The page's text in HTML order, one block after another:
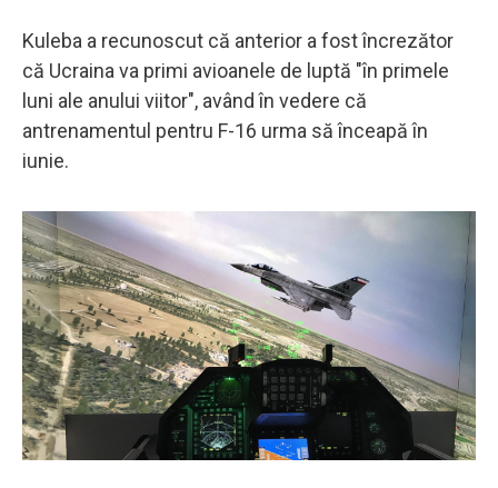
Kuleba a recunoscut că anterior a fost încrezător
că Ucraina va primi avioanele de luptă "în primele
luni ale anului viitor", având în vedere că
antrenamentul pentru F-16 urma să înceapă în
iunie.